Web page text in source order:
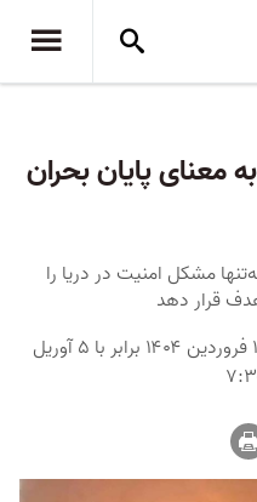
پایان بحران
مشکل امنیت در دریا را
قرار دهد
شنبه ۱۶ فروردین ۱۴۰۴ برابر با ۵ آوریل